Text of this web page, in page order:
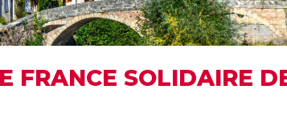
FRANCE SOLIDAIRE